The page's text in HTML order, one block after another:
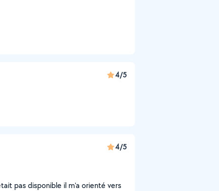
4/5
4/5
pas disponible il m'a orienté vers